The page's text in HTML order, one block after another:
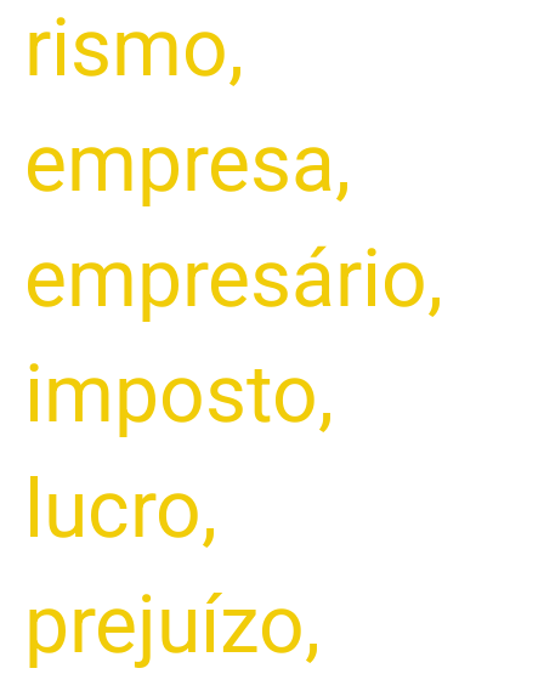
rismo,
empresa,
empresário,
imposto,
lucro,
prejuízo,